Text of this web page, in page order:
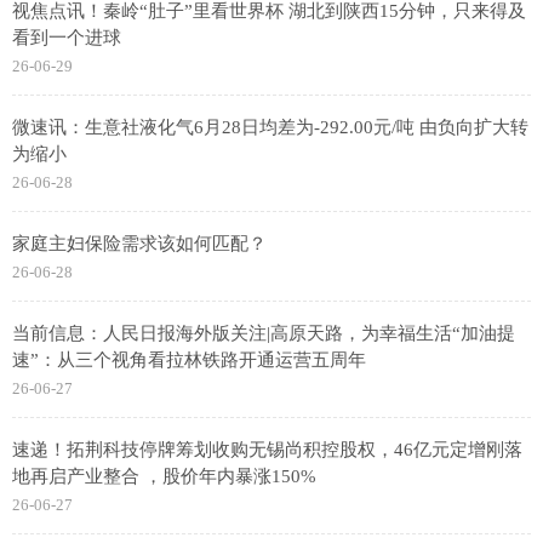
视焦点讯！秦岭“肚子”里看世界杯 湖北到陕西15分钟，只来得及
看到一个进球
26-06-29
微速讯：生意社液化气6月28日均差为-292.00元/吨 由负向扩大转
为缩小
26-06-28
家庭主妇保险需求该如何匹配？
26-06-28
当前信息：人民日报海外版关注|高原天路，为幸福生活“加油提
速”：从三个视角看拉林铁路开通运营五周年
26-06-27
速递！拓荆科技停牌筹划收购无锡尚积控股权，46亿元定增刚落
地再启产业整合 ，股价年内暴涨150%
26-06-27